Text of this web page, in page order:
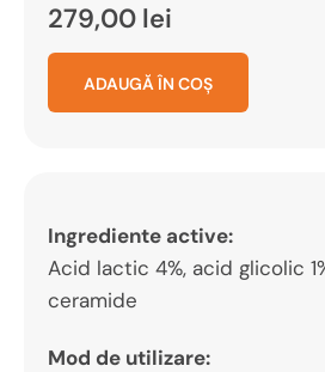
279,00 lei
ADAUGĂ ÎN COȘ
Ingrediente active:
Acid lactic 4%, acid glicolic
ceramide
Mod de utilizare: